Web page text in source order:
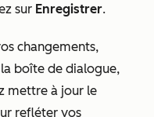
sur Enregistrer.
changements,
la boîte de dialogue,
mettre à jour le
refléter vos